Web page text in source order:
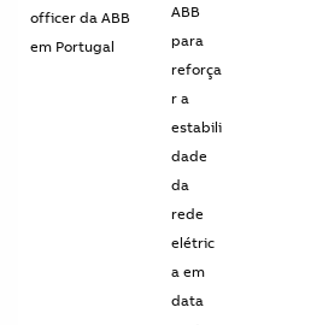
officer da ABB
em Portugal
ABB
para
reforça
r a
estabili
dade
da
rede
elétric
a em
data